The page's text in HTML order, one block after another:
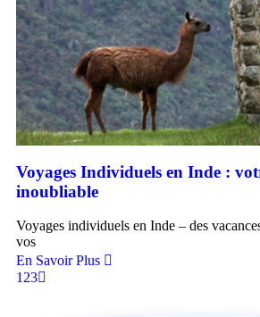
Voyages Individuels en Inde :
inoubliable
Voyages individuels en Inde – des
vos
En Savoir Plus
123